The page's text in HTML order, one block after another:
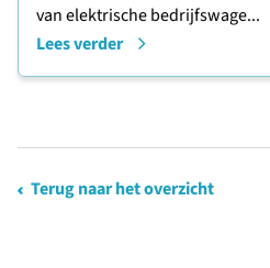
van elektrische bedrijfswage...
Lees verder
Terug naar het overzicht